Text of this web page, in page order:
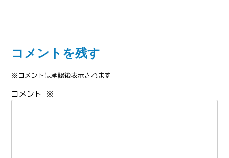
コメントを残す
※コメントは承認後表示されます
コメント ※